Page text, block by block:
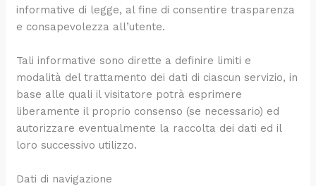
informative di legge, al fine di consentire trasparenza
e consapevolezza all’utente.
Tali informative sono dirette a definire limiti e
modalità del trattamento dei dati di ciascun servizio, in
base alle quali il visitatore potrà esprimere
liberamente il proprio consenso (se necessario) ed
autorizzare eventualmente la raccolta dei dati ed il
loro successivo utilizzo.
Dati di navigazione